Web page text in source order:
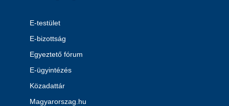
E-testület
E-bizottság
Egyeztető fórum
E-ügyintézés
Közadattár
Magyarorszag.hu